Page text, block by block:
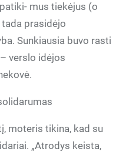
mus tiekėjus (o
prasidėjo
Sunkiausia buvo rasti
verslo idėjos
moteris tikina, kad su
„Atrodys keista,